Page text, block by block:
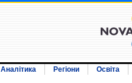
Аналітика Регіони
Освіта